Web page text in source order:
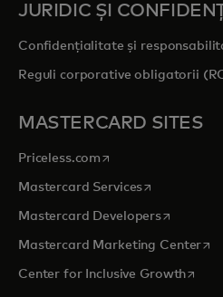
JURIDIC ȘI
Confidențialitate și
Reguli corporative obligatorii
MASTERCARD SITES
Priceless.com opens in a new tab
Mastercard Servicesopens in a
Mastercard Developersopens in
Mastercard Marketing Center
Center for Inclusive Growth